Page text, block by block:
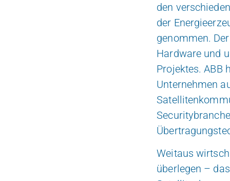
den
der
genommen.
Hardware und
Projektes. ABB
Unternehmen
Weitaus
überlegen –